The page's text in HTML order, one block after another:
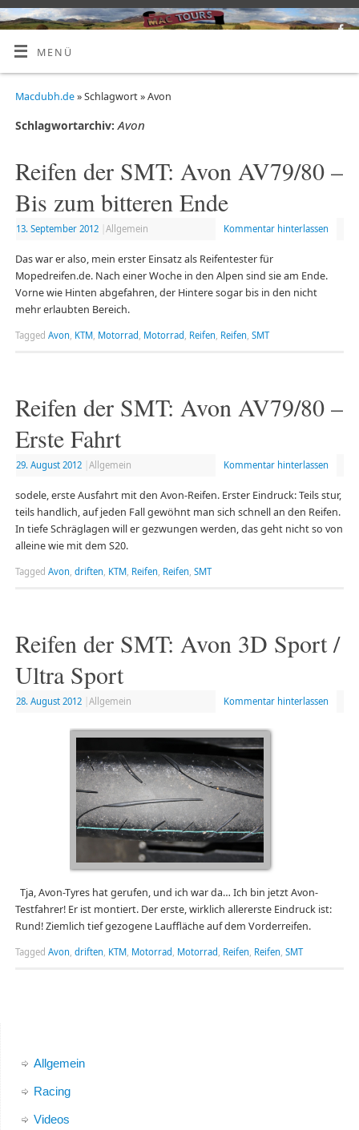
MENÜ
Macdubh.de» Schlagwort » Avon
Schlagwortarchiv: Avon
Reifen der SMT: Avon AV79/80 –
Bis zum bitteren Ende
13. September 2012 Allgemein Kommentar hinterlassen
Das war er also, mein erster Einsatz als Reifentester für
Mopedreifen.de. Nach einer Woche in den Alpen sind sie am Ende.
Vorne wie Hinten abgefahren, der Hintere sogar bis in den nicht
mehr erlaubten Bereich.
Tagged Avon, KTM, Motorrad, Motorrad, Reifen, Reifen, SMT
Reifen der SMT: Avon AV79/80 –
Erste Fahrt
29. August 2012 Allgemein Kommentar hinterlassen
sodele, erste Ausfahrt mit den Avon-Reifen. Erster Eindruck: Teils stur,
teils handlich, auf jeden Fall gewöhnt man sich schnell an den Reifen.
In tiefe Schräglagen will er gezwungen werden, das geht nicht so von
alleine wie mit dem S20.
Tagged Avon, driften, KTM, Reifen, Reifen, SMT
Reifen der SMT: Avon 3D Sport /
Ultra Sport
28. August 2012 Allgemein Kommentar hinterlassen
Tja, Avon-Tyres hat gerufen, und ich war da… Ich bin jetzt Avon-
Testfahrer! Er ist montiert. Der erste, wirklich allererste Eindruck ist:
Rund! Ziemlich tief gezogene Lauffläche auf dem Vorderreifen.
Tagged Avon, driften, KTM, Motorrad, Motorrad, Reifen, Reifen, SMT
Allgemein
Racing
Videos